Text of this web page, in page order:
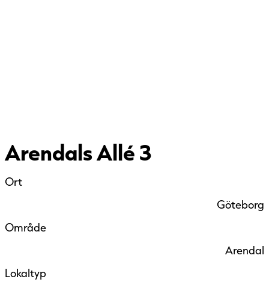
Arendals Allé 3
Ort
Göteborg
Område
Arendal
Lokaltyp